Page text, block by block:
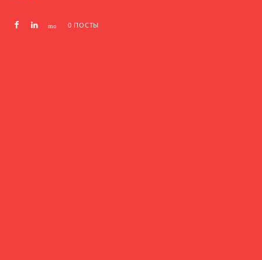
0 ПОСТЫ